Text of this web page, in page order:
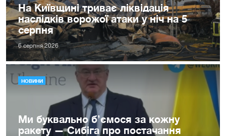
На Київщині триває ліквідація
наслідків ворожої атаки у ніч на 5
серпня
6 серпня 2026
НОВИНИ
Ми буквально б’ємося за кожну
ракету — Сибіга про постачання